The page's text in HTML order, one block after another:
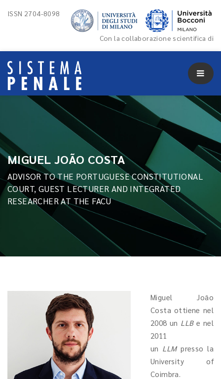
ISSN 2704-8098
Con la collaborazione scientifica di
MIGUEL JOÃO COSTA
ADVISOR TO THE PORTUGUESE CONSTITUTIONAL
COURT, GUEST LECTURER AND INTEGRATED
RESEARCHER AT THE FACU
Miguel João
Costa ottiene nel
2008 un LLBe nel
2011
un LLMpresso la
University of
Coimbra.